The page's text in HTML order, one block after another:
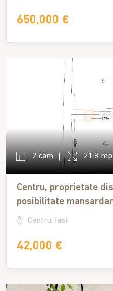
650,000 €
2 cam 21.8 mp
Centru, proprietate
posibilitate
Centru, Iasi
42,000 €